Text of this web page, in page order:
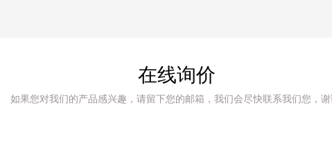
在线询价
如果您对我们的产品感兴趣，请留下您的邮箱，我们会尽快联系我们您，